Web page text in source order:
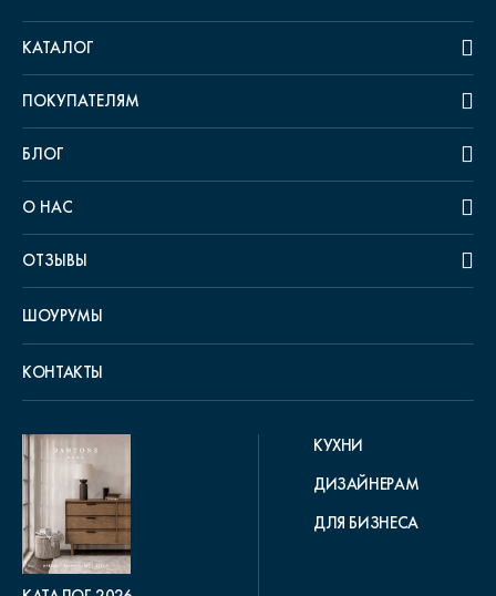
КАТАЛОГ
ПОКУПАТЕЛЯМ
БЛОГ
О НАС
ОТЗЫВЫ
ШОУРУМЫ
КОНТАКТЫ
КУХНИ
ДИЗАЙНЕРАМ
ДЛЯ БИЗНЕСА